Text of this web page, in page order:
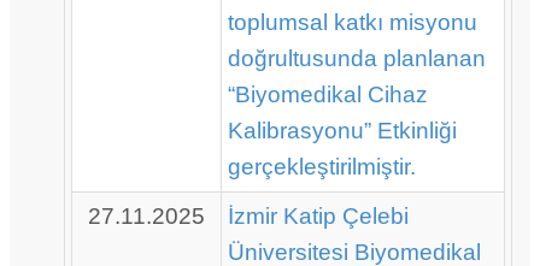
toplumsal katkı misyonu
doğrultusunda planlanan
“Biyomedikal Cihaz
Kalibrasyonu” Etkinliği
gerçekleştirilmiştir.
27.11.2025
İzmir Katip Çelebi
Üniversitesi Biyomedikal